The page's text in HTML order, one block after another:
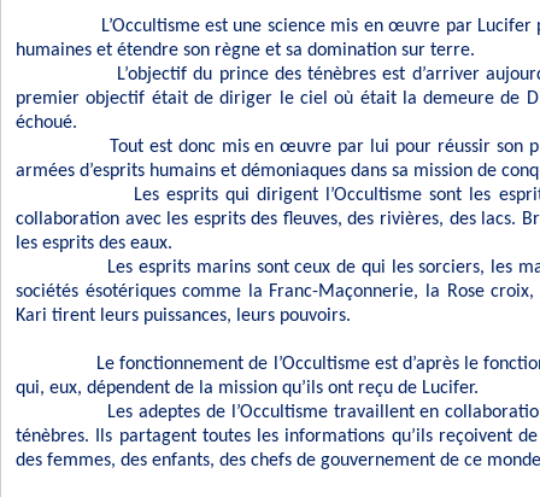
L’Occultisme est une science mis en œuvre par
humaines et étendre son règne et sa domination sur terre.
L’objectif du prince des ténèbres est d’arriver
premier objectif était de diriger le ciel où était la demeure de
échoué.
Tout est donc mis en œuvre par lui pour réussir son
armées d’esprits humains et démoniaques dans sa mission de
Les esprits qui dirigent l’Occultisme sont les
collaboration avec les esprits des fleuves, des rivières, des lacs.
les esprits des eaux.
Les esprits marins sont ceux de qui les sorciers, les
sociétés ésotériques comme la Franc-Maçonnerie, la Rose
Kari tirent leurs puissances, leurs pouvoirs.
Le fonctionnement de l’Occultisme est d’après le
qui, eux, dépendent de la mission qu’ils ont reçu de Lucifer.
Les adeptes de l’Occultisme travaillent en
ténèbres. Ils partagent toutes les informations qu’ils reçoivent
des femmes, des enfants, des chefs de gouvernement de ce